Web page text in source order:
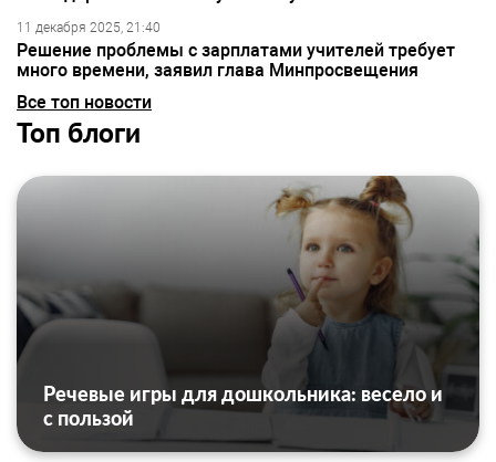
11 декабря 2025, 21:40
Решение проблемы с зарплатами учителей требует
много времени, заявил глава Минпросвещения
Все топ новости
Топ блоги
Речевые игры для дошкольника: весело и
с пользой